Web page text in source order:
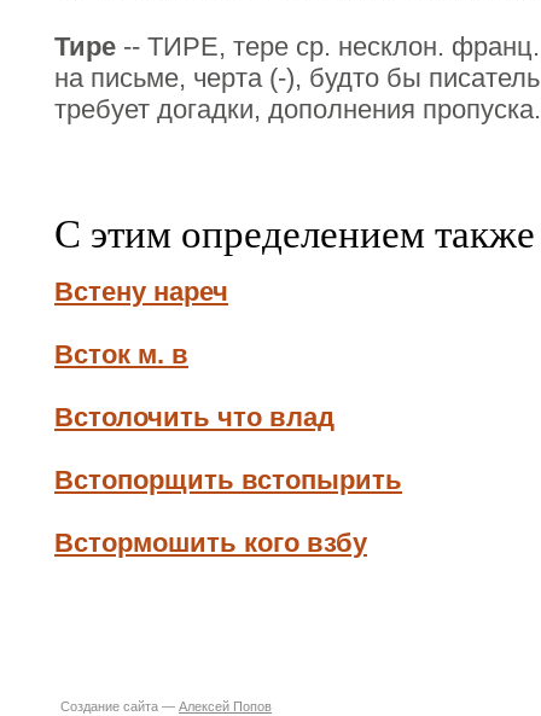
Тире -- ТИРЕ, тере ср. несклон.
на письме, черта (-), будто бы
требует догадки, дополнения пропуска.
С этим определением
Встену нареч
Всток м. в
Встолочить что влад
Встопорщить встопырить
Встормошить кого взбу
Создание сайта — Алексей Попов